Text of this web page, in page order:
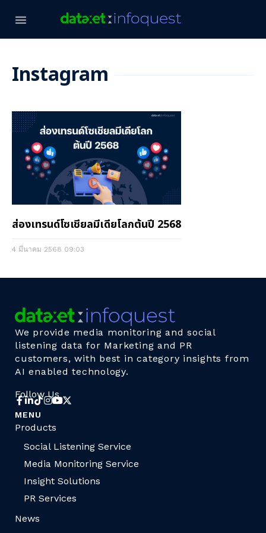
Instagram
ส่องเทรนด์โซเชียลมีเดียโลกต้นปี 2568
4 มีนาคม 2568 09:03
We provide media monitoring and social
listening data for Marketing and PR
customers, with best in category insights from
AI enabled technology.
Follow Us
MENU
Products
Social Listening Service
Media Monitoring Service
Insight Solutions
PR Services
News